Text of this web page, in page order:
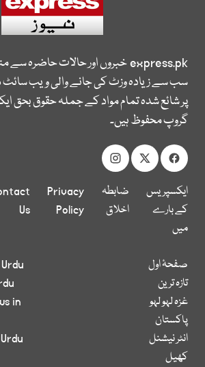
express.pkخبروں اور حالات حاضرہ سے
سب سے زیادہ وزٹ کی جانے والی ویب
پر شائع شدہ تمام مواد کے جملہ حقوق بحق
گروپ محفوظ ہیں۔
ایکسپریس
کے بارے
میں
ضابطہ
اخلاق
Privacy
Policy
Us
صفحۂ اول
تازہ ترین
غزہ لہو لہو
پاکستان
انٹر نیشنل
کھیل
in